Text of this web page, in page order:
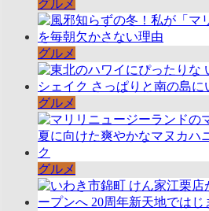
グルメ
グルメ
グルメ
グルメ